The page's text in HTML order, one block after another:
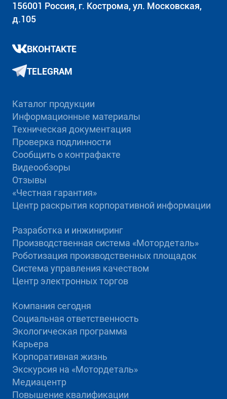
156001 Россия, г. Кострома, ул. Московская,
д.105
ВКОНТАКТЕ
TELEGRAM
Каталог продукции
Информационные материалы
Техническая документация
Проверка подлинности
Сообщить о контрафакте
Видеообзоры
Отзывы
«Честная гарантия»
Центр раскрытия корпоративной информации
Разработка и инжиниринг
Производственная система «Mотордеталь»
Роботизация производственных площадок
Система управления качеством
Центр электронных торгов
Компания сегодня
Социальная ответственность
Экологическая программа
Карьера
Корпоративная жизнь
Экскурсия на «Мотордеталь»
Медиацентр
Повышение квалификации